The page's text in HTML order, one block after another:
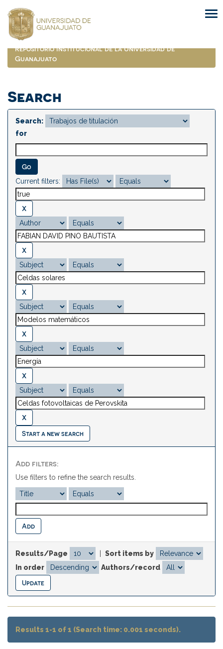
navigation
Repositorio Institucional de la Universidad de
Guanajuato
Search
Search:
for
Current filters:
Start a new search
Add filters:
Use filters to refine the search results.
Results/Page
Sort items by
In order
Authors/record
Results 1-1 of 1 (Search time: 0.001 seconds).